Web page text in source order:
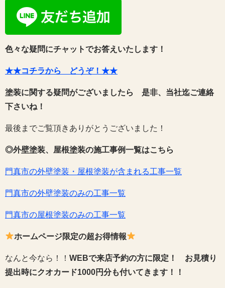
色々な疑問にチャットでお答えいたします！
★★コチラから どうぞ！★★
塗装に関する疑問がございましたら 是非、当社迄ご連絡
下さいね！
最後までご覧頂きありがとうございました！
◎外壁塗装、屋根塗装の施工事例一覧はこちら
門真市の外壁塗装・屋根塗装が含まれる工事一覧
門真市の外壁塗装のみの工事一覧
門真市の屋根塗装のみの工事一覧
ホームページ限定の超お得情報
なんと今なら！！ WEBで来店予約の方に限定！
お見積り
提出時にクオカード1000円分も付いてきます！！